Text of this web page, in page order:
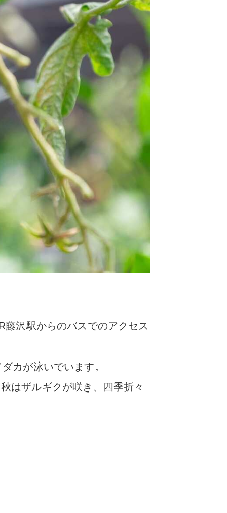
沢駅からのバスでのアクセス
カが泳いでいます。
はザルギクが咲き、四季折々